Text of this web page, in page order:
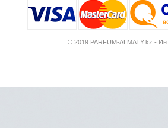
© 2019 PARFUM-ALMATY.kz -